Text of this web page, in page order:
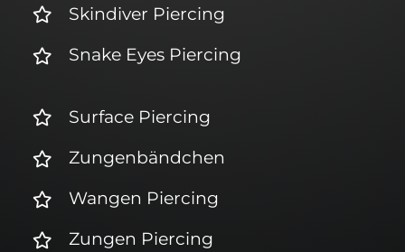
Skindiver Piercing
Snake Eyes Piercing
Surface Piercing
Zungenbändchen
Wangen Piercing
Zungen Piercing